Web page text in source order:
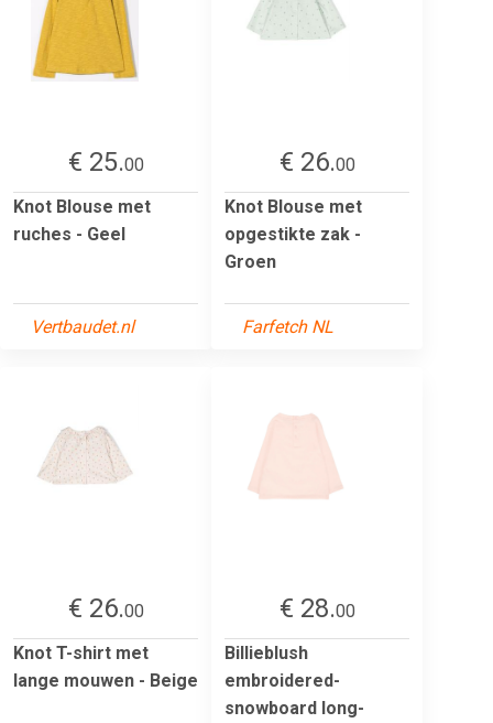
€ 25.00
Knot Blouse met
ruches - Geel
Vertbaudet.nl
€ 26.00
Knot Blouse met
opgestikte zak -
Groen
Farfetch NL
€ 26.00
Knot T-shirt met
lange mouwen - Beige
€ 28.00
Billieblush
embroidered-
snowboard long-